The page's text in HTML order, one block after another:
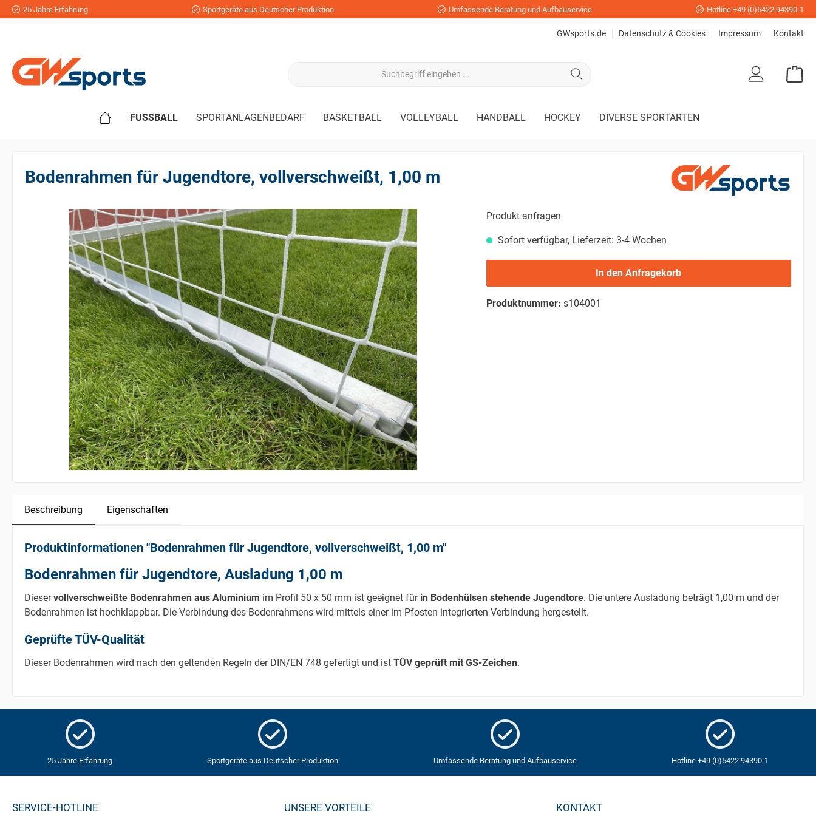
25 Jahre Erfahrung Sportgeräte aus Deutscher Produktion Umfassende Beratung und Aufbauservice Hotline +49 (0)5422 94390-1
GWsports.de Datenschutz & Cookies Impressum Kontakt
FUSSBALL SPORTANLAGENBEDARF BASKETBALL VOLLEYBALL HANDBALL HOCKEY DIVERSE SPORTARTEN
Bodenrahmen für Jugendtore, vollverschweißt, 1,00 m
Produkt anfragen
Sofort verfügbar, Lieferzeit: 3-4 Wochen
In den Anfragekorb
Produktnummer: s104001
Beschreibung Eigenschaften
Produktinformationen "Bodenrahmen für Jugendtore, vollverschweißt, 1,00 m"
Bodenrahmen für Jugendtore, Ausladung 1,00 m
Dieservollverschweißte Bodenrahmen aus Aluminium im Profil 50 x 50 mm ist geeignet für in Bodenhülsen stehende Jugendtore. Die untere Ausladung beträgt 1,00 m und der
Bodenrahmen ist hochklappbar. Die Verbindung des Bodenrahmens wird mittels einer im Pfosten integrierten Verbindung hergestellt.
Geprüfte TÜV-Qualität
Dieser Bodenrahmen wird nach den geltenden Regeln der DIN/EN 748 gefertigt und ist TÜV geprüft mit GS-Zeichen.
25 Jahre Erfahrung Sportgeräte aus Deutscher Produktion Umfassende Beratung und Aufbauservice Hotline +49 (0)5422 94390-1
SERVICE-HOTLINE UNSERE VORTEILE KONTAKT